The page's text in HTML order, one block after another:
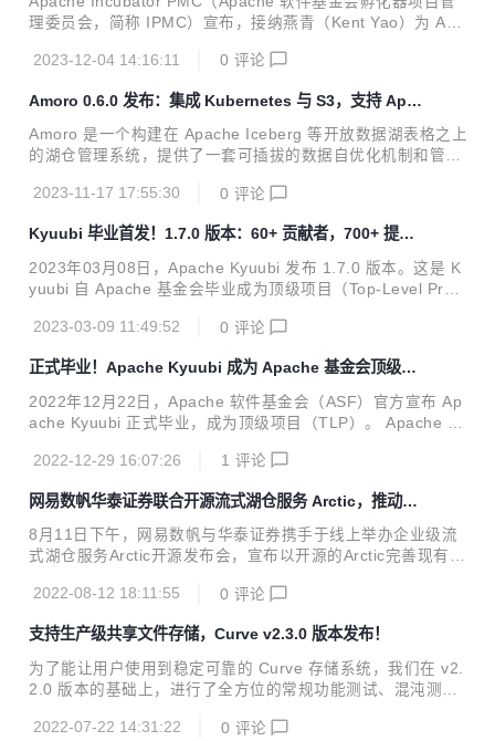
理委员会，简称 IPMC）宣布，接纳燕青（Kent Yao）为 Apa
基金会孵化的表决。
2023-12-04 14:16:11 0 评论
Amoro 0.6.0 发布：集成 Kubernetes 与 S3，支持 Apa
che Paimon
Amoro 是一个构建在 Apache Iceberg 等开放数据湖表格之上
的湖仓管理系统，提供了一套可插拔的数据自优化机制和管理
1 月 07 日，Amoro 0.6.0 版本正式更新发布！这个版本在 0.
和稳定性，推荐各位用户和开发者升级到这个版本。在这次版
本更新中，来自社区的 21 位贡献者付出了 118 次提交，感谢
每位社区小伙伴的贡献！ 01 重要更新 1.Kubernetes 集成 支
持通过 Kubernetes 部署 AMS 和 Optimizer。 2....
2023-11-17 17:55:30 0 评论
Kyuubi 毕业首发！1.7.0 版本：60+ 贡献者，700+ 提
交！
2023年03月08日，Apache Kyuubi 发布 1.7.0 版本。这是 K
yuubi 自 Apache 基金会毕业成为顶级项目（Top-Level Proje
版本发布由来自社区的 63 位贡献者参与完成了 700 多次提
于 Spark 3.1, 3.2 和 3.3 做了充分验证, 初步支持即将发布的
3.4 基于 Flink 1.14, 1.15 和 1.16 做了充分验证 新增 Trino
接入协议 (实验特性) 新增 Spark 血缘插件 (实验...
2023-03-09 11:49:52 0 评论
正式毕业！Apache Kyuubi 成为 Apache 基金会顶级项
目！
2022年12月22日，Apache 软件基金会（ASF）官方宣布 Ap
ache Kyuubi 正式毕业，成为顶级项目（TLP）。 Apache Ky
供无服务器SQL。 项目最初由网易数帆开发并于2018年开
2年11月通过投票，在12月顺利毕业，成为 Apache 基金会顶
级开源项目！ Apache Kyuubi 简介 Apache Kyuubi 在各种现
代计算框架之上建立了分布式SQL查询引擎，例如 Apache S
2022-12-29 16:07:26 1 评论
网易数帆华泰证券联合开源流式湖仓服务 Arctic，推动湖
仓一体落地
8月11日下午，网易数帆与华泰证券携手于线上举办企业级流
式湖仓服务Arctic开源发布会，宣布以开源的Arctic完善现有数
规范割裂带来的低效和成本浪费，推动湖仓一体、流批融合落
e Iceberg之上的流式湖仓服务（Streaming LakeHouse Serv
ice）。通过 Arctic，用户可以在 Flink、Spark、Trino 等引擎
上实现更加优化的 CDC、流式更新、OLAP 等功能， 结合数
场景；...
2022-08-12 18:11:55 0 评论
支持生产级共享文件存储，Curve v2.3.0 版本发布！
为了能让用户使用到稳定可靠的 Curve 存储系统，我们在 v2.
2.0 版本的基础上，进行了全方位的常规功能测试、混沌测
urveFS 文件存储上线到网易内部业务生产环境，经过一段时
2022-07-22 14:31:22 0 评论